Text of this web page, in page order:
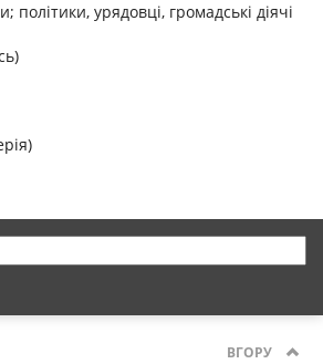
політики, урядовці, громадські діячі
ВГОРУ